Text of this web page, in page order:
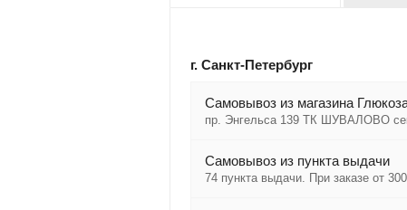
г. Санкт-Петербург
Cамовывоз из магазина
пр. Энгельса 139 ТК ШУВАЛОВО
Самовывоз из пункта выдачи
74 пункта выдачи. При заказе от